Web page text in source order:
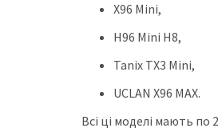
X96 Mini,
H96 Mini H8,
Tanix TX3 Mini,
UCLAN X96 MAX.
Всі ці моделі мають по